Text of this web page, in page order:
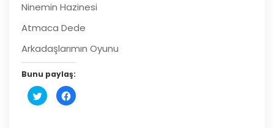
Ninemin Hazinesi
Atmaca Dede
Arkadaşlarımın Oyunu
Bunu paylaş:
Twitter
üzerinde
paylaşmak
Facebook'ta
paylaşmak